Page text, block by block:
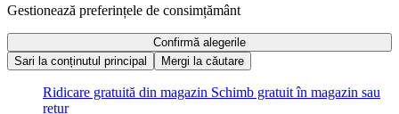
Gestionează preferințele de consimțământ
Confirmă alegerile
Sari la conținutul principal
Mergi la căutare
Ridicare gratuită din magazin Schimb gratuit în magazin sau
retur